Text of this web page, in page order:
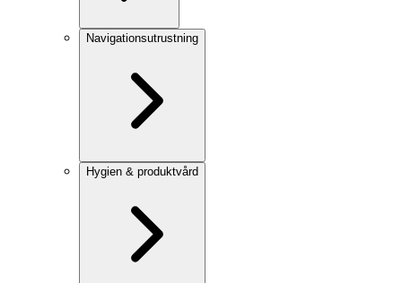
Navigationsutrustning
Hygien & produktvård